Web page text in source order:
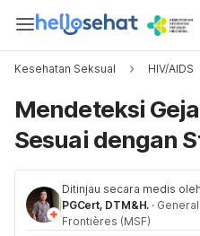
Kesehatan Seksual HIV/AIDS
Mendeteksi
Sesuai dengan
Ditinjau secara medis oleh
PGCert, DTM&H. ·
Frontières (MSF)